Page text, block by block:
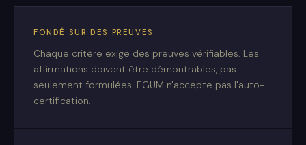
FONDÉ SUR DES PREUVES
Chaque critère exige des preuves vérifiables. Les
affirmations doivent être démontrables, pas
seulement formulées. EGUM n'accepte pas l'auto-
certification.